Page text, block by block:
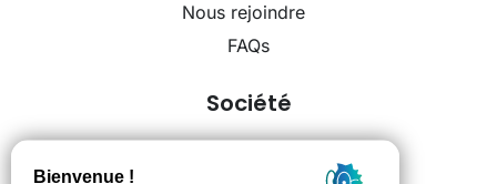
Nous rejoindre
FAQs
Société